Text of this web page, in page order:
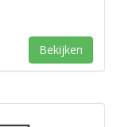
Bekijken